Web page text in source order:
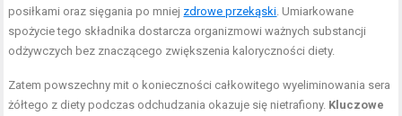
posiłkami oraz sięgania po mniej zdrowe przekąski. Umiarkowane
spożycie tego składnika dostarcza organizmowi ważnych substancji
odżywczych bez znaczącego zwiększenia kaloryczności diety.
Zatem powszechny mit o konieczności całkowitego wyeliminowania sera
żółtego z diety podczas odchudzania okazuje się nietrafiony. Kluczowe